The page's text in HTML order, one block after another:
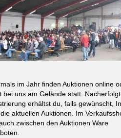
im Jahr finden Auktionen online
bei uns am Gelände statt.
erhältst du, falls gewünscht,
aktuellen Auktionen. Im
zwischen den Auktionen Ware